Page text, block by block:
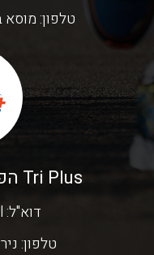
טלפון: מוסא
Tri Plus הפקות אירועי ספורט
דוא"ל:
טלפון: ניר